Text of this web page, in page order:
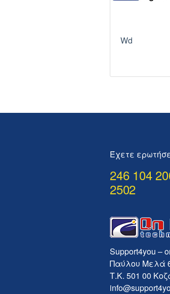
Wd
Έχετε
246 104
2502
Support4you –
Παύλου Μελά
Τ.Κ. 501 00